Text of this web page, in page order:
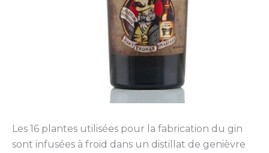
Les 16 plantes utilisées pour la fabrication du gin
sont infusées à froid dans un distillat de genièvre